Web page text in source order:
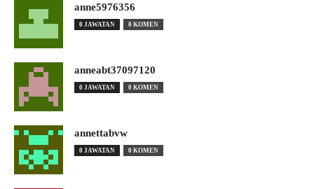
anne5976356
0 JAWATAN 0 KOMEN
anneabt37097120
0 JAWATAN 0 KOMEN
annettabvw
0 JAWATAN 0 KOMEN